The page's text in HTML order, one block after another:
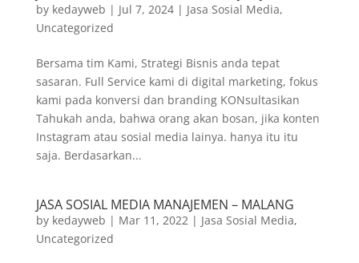
by kedayweb | Jul 7, 2024| Jasa Sosial Media,
Uncategorized
Bersama tim Kami, Strategi Bisnis anda tepat
sasaran. Full Service kami di digital marketing, fokus
kami pada konversi dan branding KONsultasikan
Tahukah anda, bahwa orang akan bosan, jika konten
Instagram atau sosial media lainya. hanya itu itu
saja. Berdasarkan...
JASA SOSIAL MEDIA MANAJEMEN – MALANG
by kedayweb | Mar 11, 2022| Jasa Sosial Media,
Uncategorized